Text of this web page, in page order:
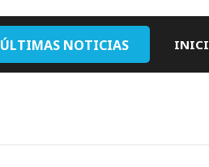
ÚLTIMAS NOTICIAS